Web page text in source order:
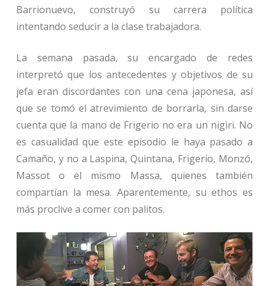
Barrionuevo, construyó su carrera política
intentando seducir a la clase trabajadora.
La semana pasada, su encargado de redes
interpretó que los antecedentes y objetivos de su
jefa eran discordantes con una cena japonesa, así
que se tomó el atrevimiento de borrarla, sin darse
cuenta que la mano de Frigerio no era un nigiri. No
es casualidad que este episodio le haya pasado a
Camaño, y no a Laspina, Quintana, Frigerio, Monzó,
Massot o el mismo Massa, quienes también
compartían la mesa. Aparentemente, su ethos es
más proclive a comer con palitos.